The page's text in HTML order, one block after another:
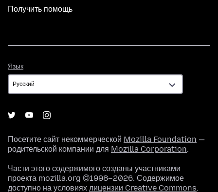
Получить помощь
Язык
Посетите сайт некоммерческой Mozilla Foundation —
родительской компании для Mozilla Corporation.
Части этого содержимого созданы участниками
проекта mozilla.org ©1998–2026. Содержимое
доступно на условиях лицензии Creative Commons.